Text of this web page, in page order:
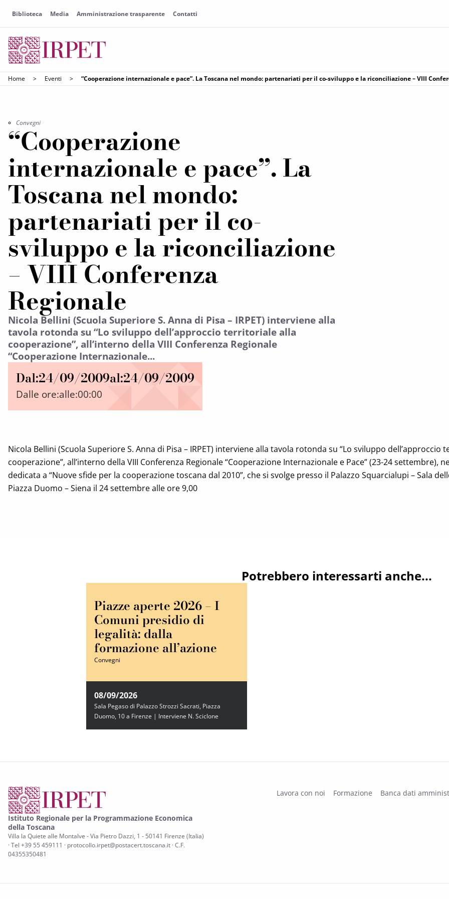
Biblioteca Media Amministrazione trasparente Contatti
Home > Eventi > “Cooperazione internazionale e pace”. La Toscana nel mondo: partenariati per il co-sviluppo e la riconciliazione – VIII
Convegni
“Cooperazione
internazionale e pace”. La
Toscana nel mondo:
partenariati per il co-
sviluppo e la riconciliazione
– VIII Conferenza
Regionale
Nicola Bellini (Scuola Superiore S. Anna di Pisa – IRPET) interviene alla
tavola rotonda su “Lo sviluppo dell’approccio territoriale alla
cooperazione”, all’interno della VIII Conferenza Regionale
“Cooperazione Internazionale...
Dal:24/09/2009al:24/09/2009
Dalle ore:alle:00:00
Nicola Bellini (Scuola Superiore S. Anna di Pisa – IRPET) interviene alla tavola rotonda su “Lo sviluppo dell’approccio
cooperazione”, all’interno della VIII Conferenza Regionale “Cooperazione Internazionale e Pace” (23-24 settembre),
dedicata a “Nuove sfide per la cooperazione toscana dal 2010”, che si svolge presso il Palazzo Squarcialupi – Sala
Piazza Duomo – Siena il 24 settembre alle ore 9,00
Potrebbero interessarti anche...
Piazze aperte 2026 – I
Comuni presidio di
legalità: dalla
formazione all’azione
Convegni
08/09/2026
Sala Pegaso di Palazzo Strozzi Sacrati, Piazza
Duomo, 10 a Firenze | Interviene N. Sciclone
Istituto Regionale per la Programmazione Economica
della Toscana
Villa la Quiete alle Montalve - Via Pietro Dazzi, 1 - 50141 Firenze (Italia)
· Tel +39 55 459111 · protocollo.irpet@postacert.toscana.it · C.F.
04355350481
Lavora con noi Formazione Banca dati